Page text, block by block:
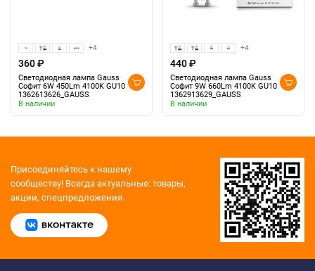
+4
360 ₽
Светодиодная лампа Gauss
Софит 6W 450Lm 4100K GU10
1362613626_GAUSS
В наличии
+4
440 ₽
Светодиодная лампа Gauss
Софит 9W 660Lm 4100K GU10
1362913629_GAUSS
В наличии
Присоединяйтесь к нашему
сообществу! Всегда актуальные: товары,
акции, спецпредложения.